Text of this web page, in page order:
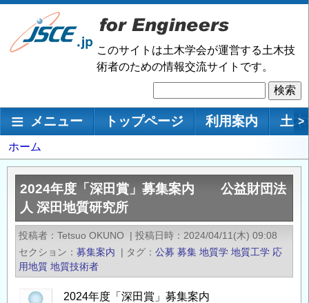
メ
ン
移
このサイトは土木学会が運営する土木技
術者のための情報交流サイトです。
索
メインナビゲーション
メニュー トップページ 利用案内 土 >
パ
ン
く
ホーム
2024年度「深田賞」募集案内 公益財団法
人 深田地質研究所
投稿者 Tetsuo OKUNO | 投稿日時
2024/04/11(木) 09:08
セクション
募集案内 | タグ 公募 募集 地質学 地質工学 応
用地質 地質技術者
2024年度「深田賞」募集案内